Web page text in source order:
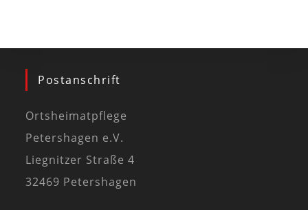
Postanschrift
Ortsheimatpflege
Petershagen e.V.
Liegnitzer Straße 4
32469 Petershagen